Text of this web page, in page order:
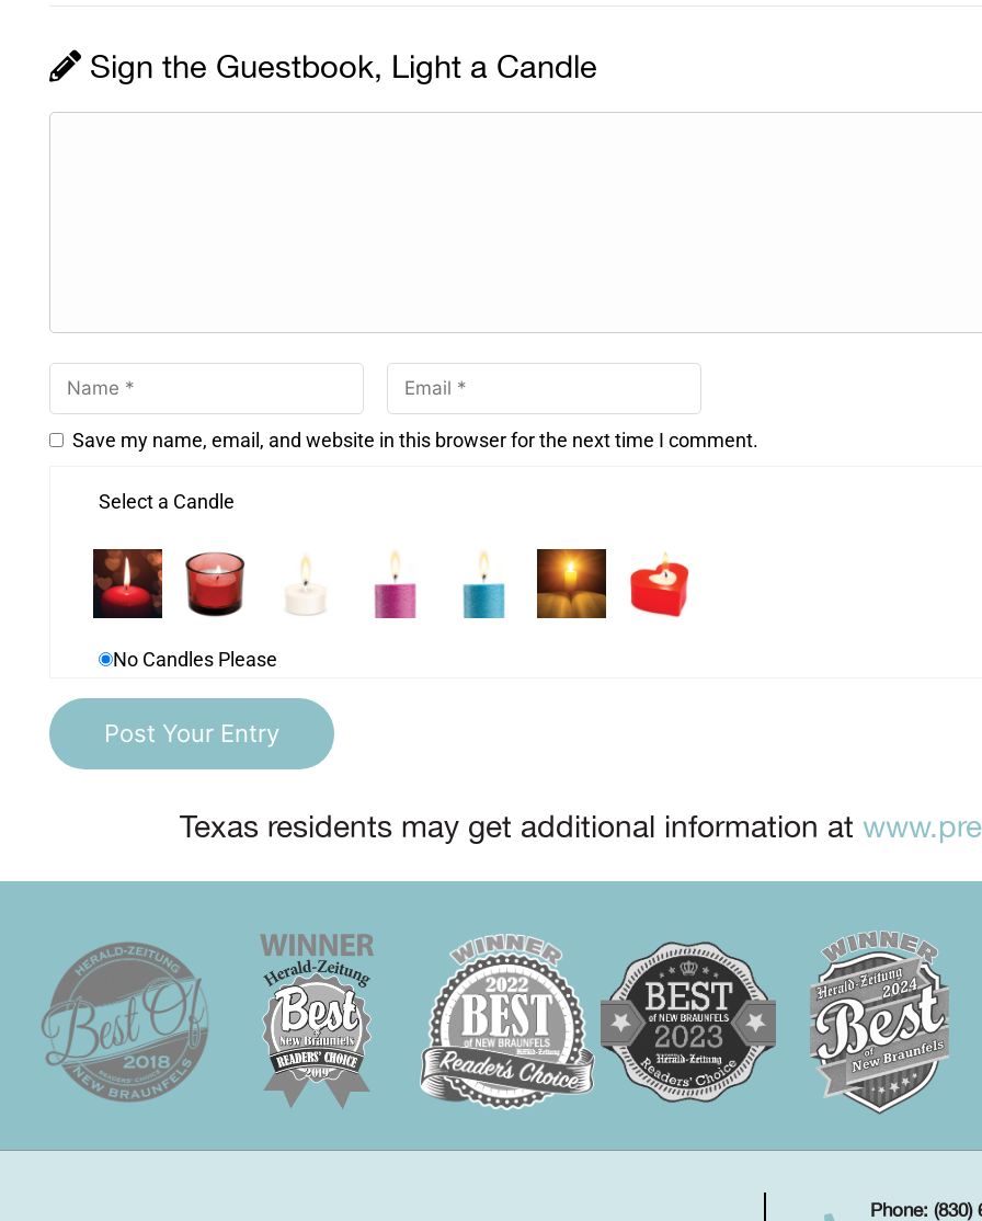
Sign the Guestbook, Light a Candle
Save my name, email, and website in this browser for the next time I comment.
Select a Candle
No Candles Please
Texas residents may get additional information at
Phone: (830)